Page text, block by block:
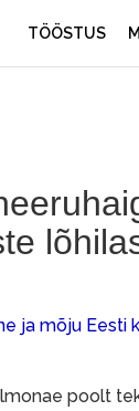
TÖÖSTUS
ja mõju Eesti
poolt